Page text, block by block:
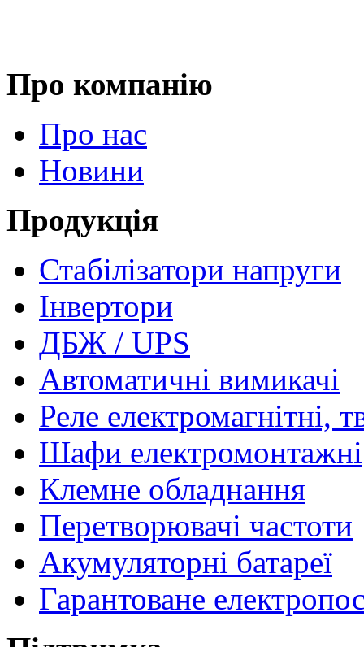
Про компанію
Про нас
Новини
Продукція
Стабілізатори напруги
Інвертори
ДБЖ / UPS
Автоматичні вимикачі
Реле електромагнітні,
Шафи електромонтажні
Клемне обладнання
Перетворювачі частоти
Акумуляторні батареї
Гарантоване